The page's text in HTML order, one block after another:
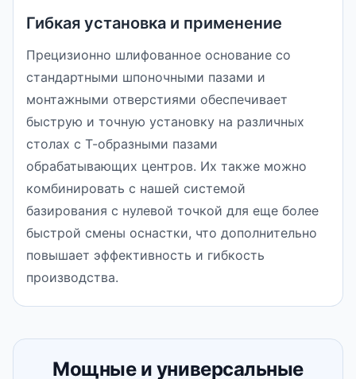
Гибкая установка и применение
Прецизионно шлифованное основание со
стандартными шпоночными пазами и
монтажными отверстиями обеспечивает
быструю и точную установку на различных
столах с Т-образными пазами
обрабатывающих центров. Их также можно
комбинировать с нашей системой
базирования с нулевой точкой для еще более
быстрой смены оснастки, что дополнительно
повышает эффективность и гибкость
производства.
Мощные и универсальные